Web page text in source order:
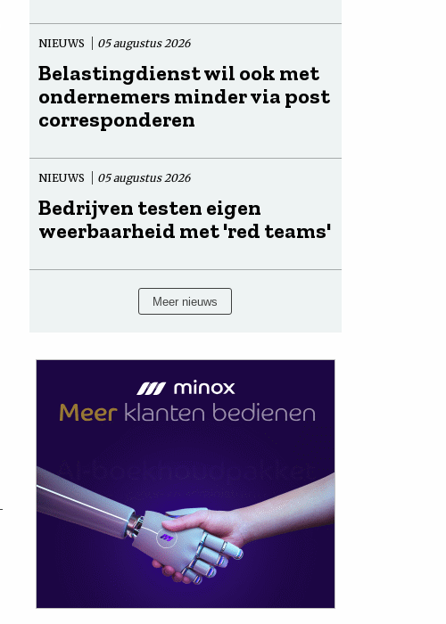
NIEUWS 05 augustus 2026
Belastingdienst wil ook met
ondernemers minder via post
corresponderen
NIEUWS 05 augustus 2026
Bedrijven testen eigen
weerbaarheid met 'red teams'
Meer nieuws